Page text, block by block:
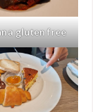
gluten free